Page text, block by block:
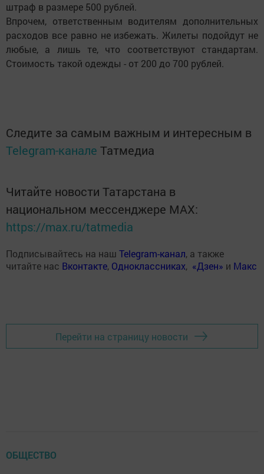
штраф в размере 500 рублей.
Впрочем, ответственным водителям дополнительных
расходов все равно не избежать. Жилеты подойдут не
любые, а лишь те, что соответствуют стандартам.
Стоимость такой одежды - от 200 до 700 рублей.
Следите за самым важным и интересным в
Telegram-канале Татмедиа
Читайте новости Татарстана в
национальном мессенджере MАХ:
https://max.ru/tatmedia
Подписывайтесь на наш Telegram-канал, а также
читайте нас Вконтакте, Одноклассниках, «Дзен» и Макс
Перейти на страницу новости
ОБЩЕСТВО